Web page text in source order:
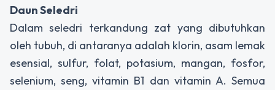
Daun Seledri
Dalam seledri terkandung zat yang dibutuhkan
oleh tubuh, di antaranya adalah klorin, asam lemak
esensial, sulfur, folat, potasium, mangan, fosfor,
selenium, seng, vitamin B1 dan vitamin A. Semua